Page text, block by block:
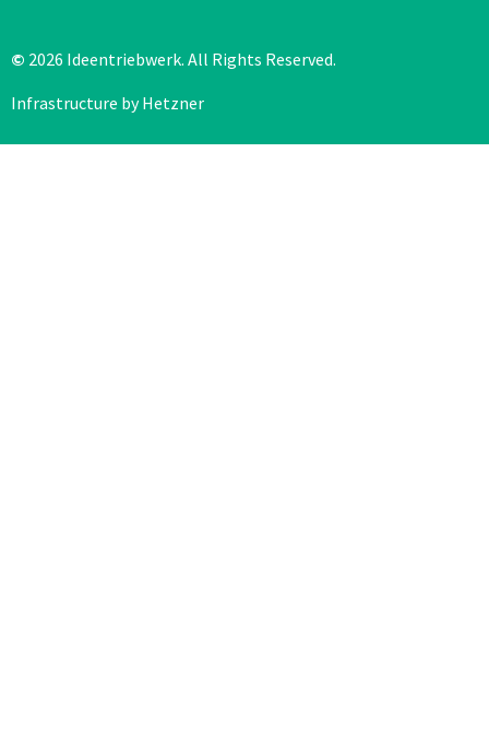
© 2026 Ideentriebwerk. All Rights Reserved.
Infrastructure by Hetzner